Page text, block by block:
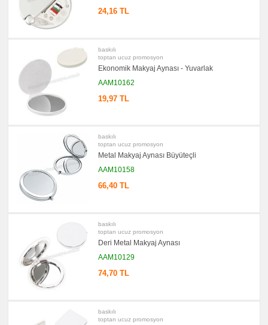
24,16 TL
baskılı
toptan ucuz promosyon
Ekonomik Makyaj Aynası - Yuvarlak
AAM10162
19,97 TL
baskılı
toptan ucuz promosyon
Metal Makyaj Aynası Büyüteçli
AAM10158
66,40 TL
baskılı
toptan ucuz promosyon
Deri Metal Makyaj Aynası
AAM10129
74,70 TL
baskılı
toptan ucuz promosyon
Sekreter
Bloknot
promosyon
Sümen
Takımı
promosyon
Yapışkan
Notluk
&
Bilgisayar
Aksesuarları
promosyon
Diğer
Ürünler